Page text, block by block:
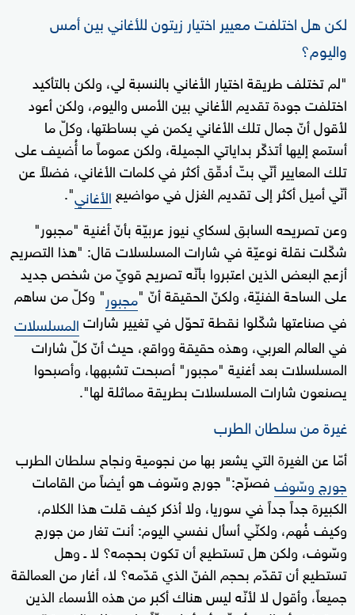
لكن هل اختلفت معيير اختيار زيتون للأغاني بين أمس
واليوم؟
"لم تختلف طريقة اختيار الأغاني بالنسبة لي، ولكن بالتأكيد
اختلفت جودة تقديم الأغاني بين الأمس واليوم، ولكن أعود
لأقول أنّ جمال تلك الأغاني يكمن في بساطتها، وكلّ ما
أستمع إليها أتذكّر بداياتي الجميلة، ولكن عموماً ما أُضيف على
تلك المعايير أنّي بتّ أدقّق أكثر في كلمات الأغاني، فضلاً عن
أنّي أميل أكثر إلى تقديم الغزل في مواضيع الأغاني".
وعن تصريحه السابق لسكاي نيوز عربيّة بأنّ أغنية "مجبور"
شكّلت نقلة نوعيّة في شارات المسلسلات قال: "هذا التصريح
أزعج البعض الذين اعتبروا بأنّه تصريح قويّ من شخص جديد
على الساحة الفنيّة، ولكنّ الحقيقة أنّ "مجبور" وكلّ من ساهم
في صناعتها شكّلوا نقطة تحوّل في تغيير شاراتالمسلسلات
في العالم العربي، وهذه حقيقة وواقع، حيث أنّ كلّ شارات
المسلسلات بعد أغنية "مجبور" أصبحت تشبهها، وأصبحوا
يصنعون شارات المسلسلات بطريقة مماثلة لها".
غيرة من سلطان الطرب
أمّا عن الغيرة التي يشعر بها من نجومية ونجاح سلطان الطرب
جورج وسّوففصرّح:" جورج وسّوف هو أيضاً من القامات
الكبيرة جداً جداً في سوريا، ولا أذكر كيف قلت هذا الكلام،
وكيف فُهم، ولكنّي أسأل نفسي اليوم: أنت تغار من جورج
وسّوف، ولكن هل تستطيع أن تكون بحجمه؟ لا ـ وهل
تستطيع أن تقدّم بحجم الفنّ الذي قدّمه؟ لا، أغار من العمالقة
جميعاً، وأقول لا لأنّه ليس هناك أكبر من هذه الأسماء الذين